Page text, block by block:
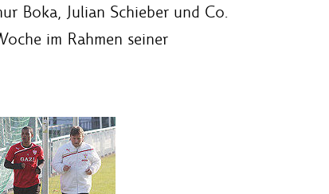
Boka, Julian Schieber und Co.
im Rahmen seiner